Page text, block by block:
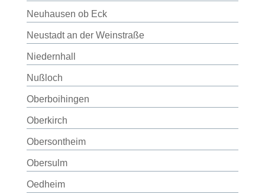
Neuhausen ob Eck
Neustadt an der Weinstraße
Niedernhall
Nußloch
Oberboihingen
Oberkirch
Obersontheim
Obersulm
Oedheim